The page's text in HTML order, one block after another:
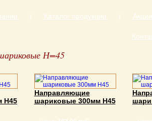
Каталог продукции
Н=45
Н45
Направляющие
шариковые 300мм Н45